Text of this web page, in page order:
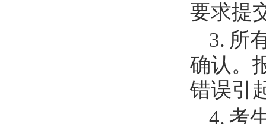
要求提
3. 所
确认。
错误引
4. 考